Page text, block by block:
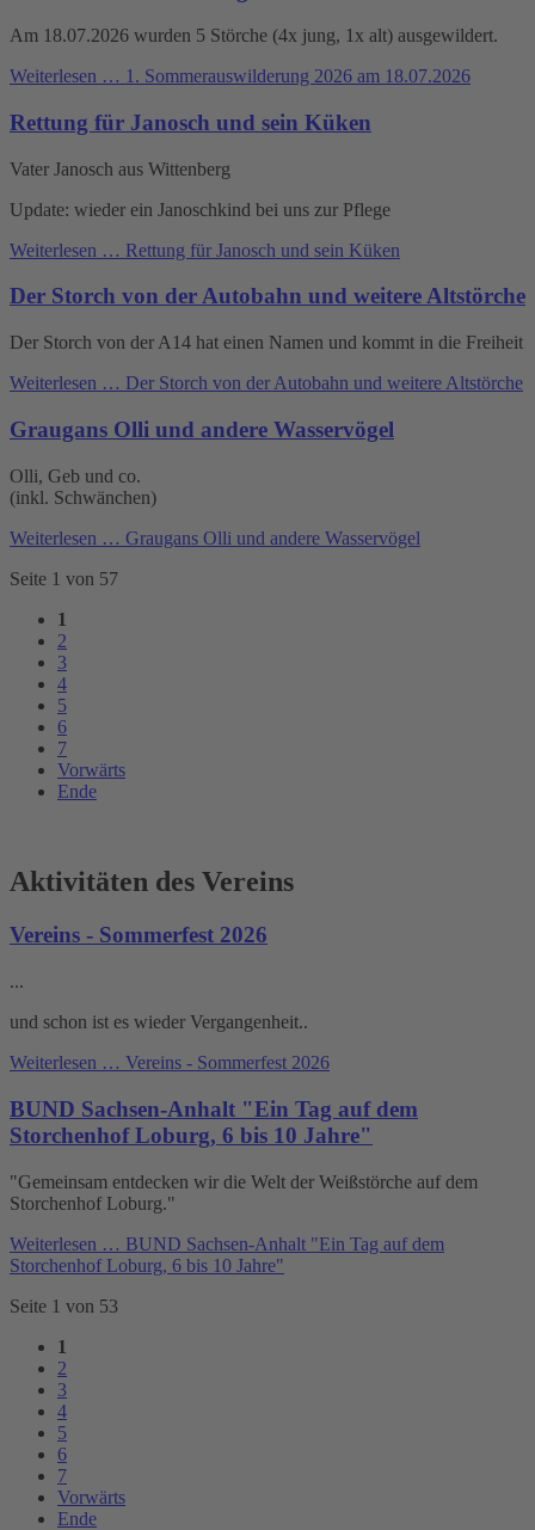
Am 18.07.2026 wurden 5 Störche (4x jung, 1x alt) ausgewildert.
Weiterlesen … 1. Sommerauswilderung 2026 am 18.07.2026
Rettung für Janosch und sein Küken
Vater Janosch aus Wittenberg
Update: wieder ein Janoschkind bei uns zur Pflege
Weiterlesen … Rettung für Janosch und sein Küken
Der Storch von der Autobahn und weitere Altstörche
Der Storch von der A14 hat einen Namen und kommt in die Freiheit
Weiterlesen … Der Storch von der Autobahn und weitere Altstörche
Graugans Olli und andere Wasservögel
Olli, Geb und co.
(inkl. Schwänchen)
Weiterlesen … Graugans Olli und andere Wasservögel
Seite 1 von 57
1
2
3
4
5
6
7
Vorwärts
Ende
Aktivitäten des Vereins
Vereins - Sommerfest 2026
...
und schon ist es wieder Vergangenheit..
Weiterlesen … Vereins - Sommerfest 2026
BUND Sachsen-Anhalt "Ein Tag auf dem
Storchenhof Loburg, 6 bis 10 Jahre"
"Gemeinsam entdecken wir die Welt der Weißstörche auf dem
Storchenhof Loburg."
Weiterlesen … BUND Sachsen-Anhalt "Ein Tag auf dem
Storchenhof Loburg, 6 bis 10 Jahre"
Seite 1 von 53
1
2
3
4
5
6
7
Vorwärts
Ende